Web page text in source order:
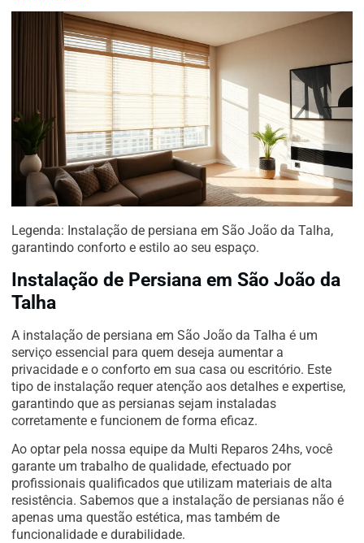
Legenda: Instalação de persiana em São João da Talha,
garantindo conforto e estilo ao seu espaço.
Instalação de Persiana em São João da
Talha
A instalação de persiana em São João da Talha é um
serviço essencial para quem deseja aumentar a
privacidade e o conforto em sua casa ou escritório. Este
tipo de instalação requer atenção aos detalhes e expertise,
garantindo que as persianas sejam instaladas
corretamente e funcionem de forma eficaz.
Ao optar pela nossa equipe da Multi Reparos 24hs, você
garante um trabalho de qualidade, efectuado por
profissionais qualificados que utilizam materiais de alta
resistência. Sabemos que a instalação de persianas não é
apenas uma questão estética, mas também de
funcionalidade e durabilidade.